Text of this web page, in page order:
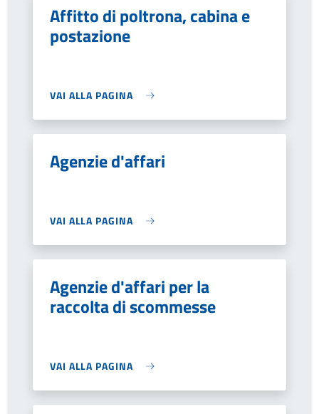
Affitto di poltrona, cabina e
postazione
VAI ALLA PAGINA
Agenzie d'affari
VAI ALLA PAGINA
Agenzie d'affari per la
raccolta di scommesse
VAI ALLA PAGINA